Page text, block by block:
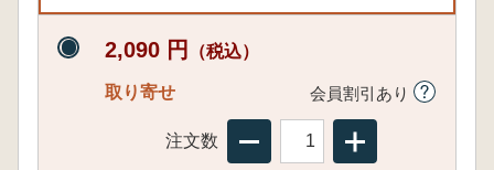
2,090 円 （税込）
取り寄せ 会員割引あり
注文数